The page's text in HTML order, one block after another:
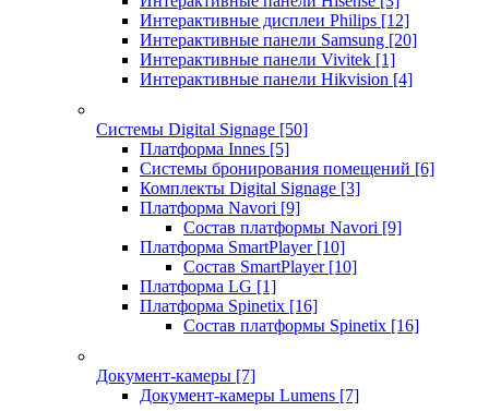
Интерактивные дисплеи Philips [12]
Интерактивные панели Samsung [20]
Интерактивные панели Vivitek [1]
Интерактивные панели Hikvision [4]
Системы Digital Signage [50]
Платформа Innes [5]
Системы бронирования помещений [6]
Комплекты Digital Signage [3]
Платформа Navori [9]
Состав платформы Navori [9]
Платформа SmartPlayer [10]
Состав SmartPlayer [10]
Платформа LG [1]
Платформа Spinetix [16]
Состав платформы Spinetix [16]
Документ-камеры [7]
Документ-камеры Lumens [7]